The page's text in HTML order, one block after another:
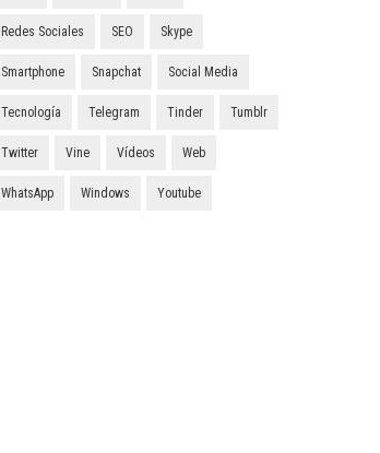
Redes Sociales SEO Skype
Smartphone Snapchat Social Media
Tecnología Telegram Tinder Tumblr
Twitter Vine Vídeos Web
WhatsApp Windows Youtube